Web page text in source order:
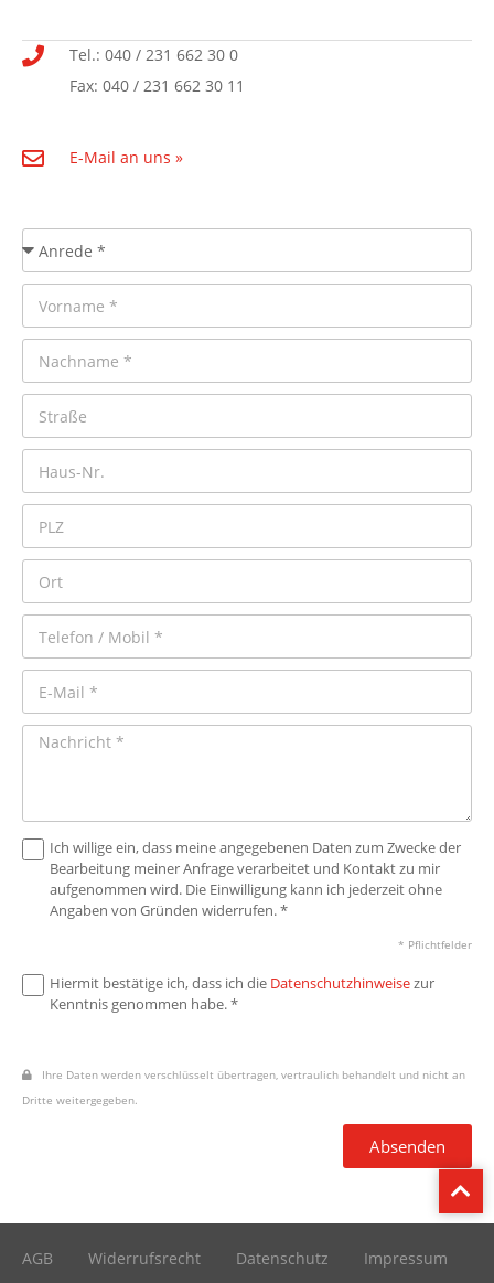
AGB Widerrufsrecht Datenschutz Impressum
Tel.: 040 / 231 662 30 0
Fax: 040 / 231 662 30 11
E-Mail an uns »
Ich willige ein, dass meine angegebenen Daten zum Zwecke der
Bearbeitung meiner Anfrage verarbeitet und Kontakt zu mir
aufgenommen wird. Die Einwilligung kann ich jederzeit ohne
Angaben von Gründen widerrufen. *
* Pflichtfelder
Hiermit bestätige ich, dass ich die Datenschutzhinweisezur
Kenntnis genommen habe. *
Ihre Daten werden verschlüsselt übertragen, vertraulich behandelt und nicht an
Dritte weitergegeben.
Absenden